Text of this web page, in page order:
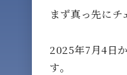
まず真っ先に
2025年7月4日
す。